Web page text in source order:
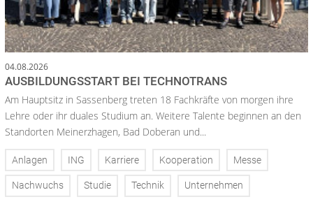
04.08.2026
AUSBILDUNGSSTART BEI TECHNOTRANS
Am Hauptsitz in Sassenberg treten 18 Fachkräfte von morgen ihre
Lehre oder ihr duales Studium an. Weitere Talente beginnen an den
Standorten Meinerzhagen, Bad Doberan und...
Anlagen ING Karriere Kooperation Messe
Nachwuchs Studie Technik Unternehmen